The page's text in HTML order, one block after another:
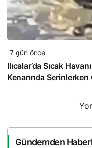
7 gün önce
Ilıcalar’da Sıcak
Kenarında
Gündemden